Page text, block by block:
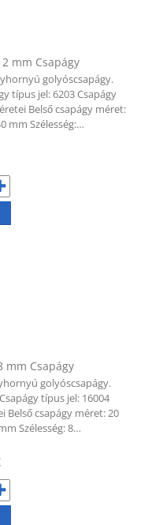
mm Csapágy
golyóscsapágy.
típus jel: 6203 Csapágy
Belső csapágy méret:
mm Szélesség:…
mm Csapágy
golyóscsapágy.
típus jel: 16004
Belső csapágy méret: 20
Szélesség: 8…